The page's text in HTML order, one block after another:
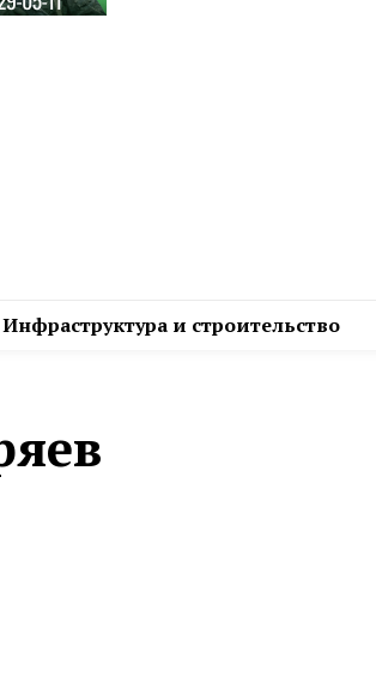
Инфраструктура и строительство